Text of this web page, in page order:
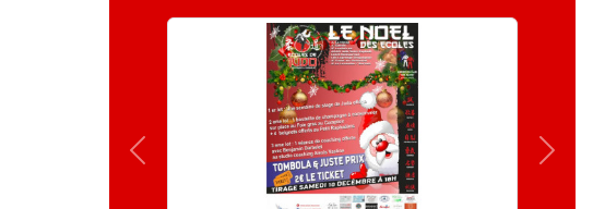
Précedent